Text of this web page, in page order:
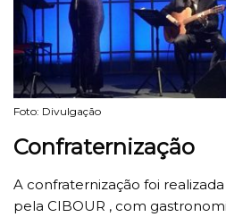
Foto: Divulgação
Confraternização
A confraternização foi
pela CIBOUR , com